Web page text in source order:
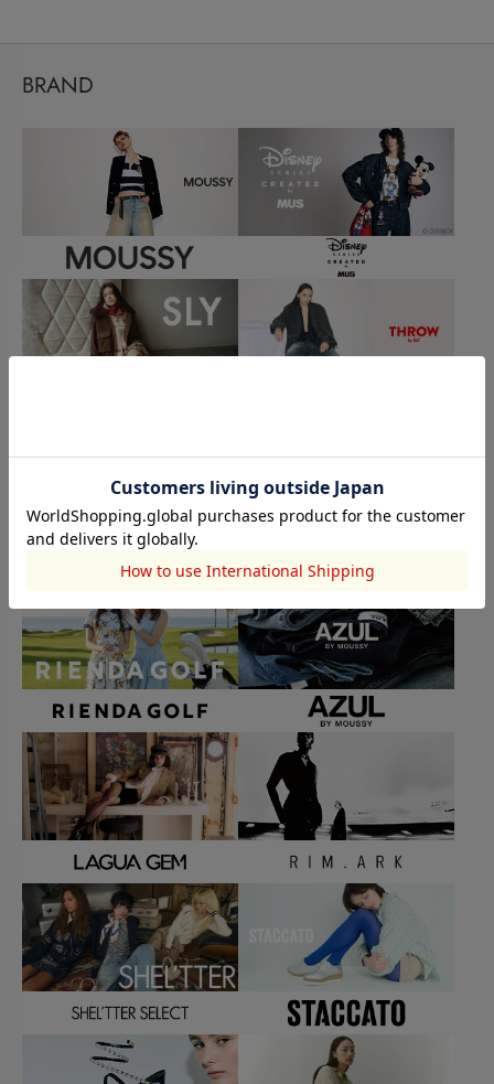
BRAND